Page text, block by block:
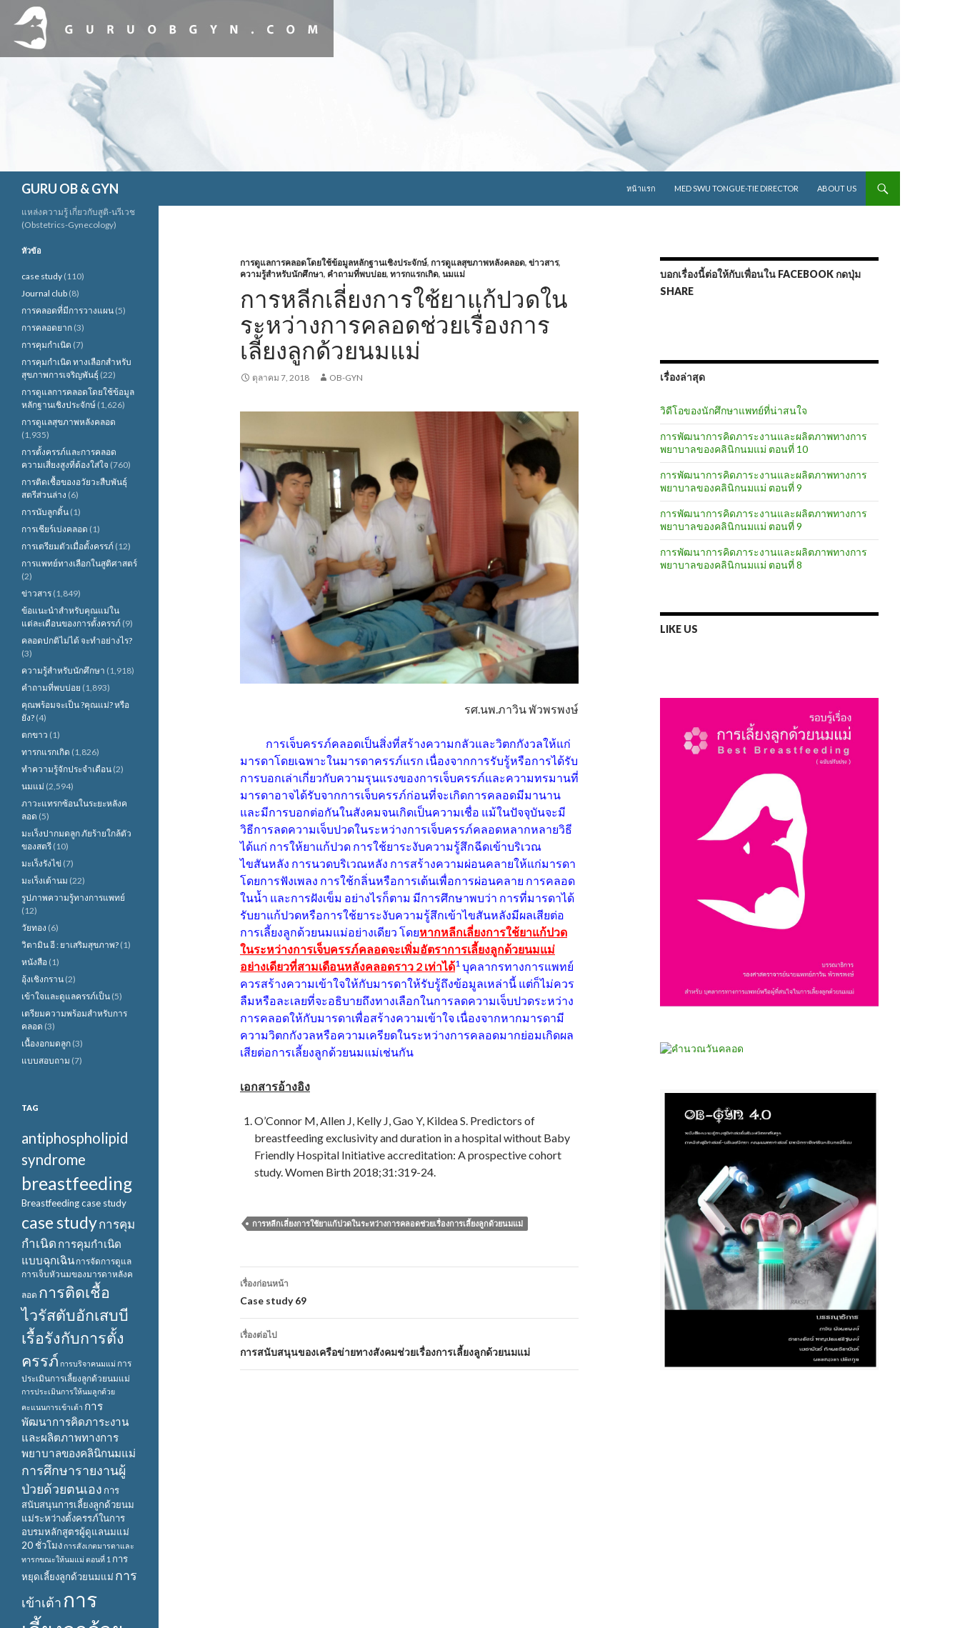
GURU OB & GYN
หน้าแรก
MED SWU TONGUE-TIE DIRECTOR ABOUT US
การดูแลการคลอดโดยใช้ข้อมูลหลักฐานเชิงประจักษ์, การดูแลสุขภาพหลังคลอด, ข่าวสาร,
ความรู้สำหรับนักศึกษา, คำถามที่พบบ่อย, ทารกแรกเกิด, นมแม่
การหลีกเลี่ยงการใช้ยาแก้ปวดใน
ระหว่างการคลอดช่วยเรื่องการ
เลี้ยงลูกด้วยนมแม่
ตุลาคม 7, 2018 OB-GYN
รศ.นพ.ภาวิน พัวพรพงษ์
การเจ็บครรภ์คลอดเป็นสิ่งที่สร้างความกลัวและวิตกกังวลให้แก่
มารดาโดยเฉพาะในมารดาครรภ์แรก เนื่องจากการรับรู้หรือการได้รับ
การบอกเล่าเกี่ยวกับความรุนแรงของการเจ็บครรภ์และความทรมานที่
มารดาอาจได้รับจากการเจ็บครรภ์ก่อนที่จะเกิดการคลอดมีมานาน
และมีการบอกต่อกันในสังคมจนเกิดเป็นความเชื่อ แม้ในปัจจุบันจะมี
วิธีการลดความเจ็บปวดในระหว่างการเจ็บครรภ์คลอดหลากหลายวิธี
ได้แก่ การให้ยาแก้ปวด การใช้ยาระงับความรู้สึกฉีดเข้าบริเวณ
ไขสันหลัง การนวดบริเวณหลัง การสร้างความผ่อนคลายให้แก่มารดา
โดยการฟังเพลง การใช้กลิ่นหรือการเต้นเพื่อการผ่อนคลาย การคลอด
ในน้ำ และการฝังเข็ม อย่างไรก็ตาม มีการศึกษาพบว่า การที่มารดาได้
รับยาแก้ปวดหรือการใช้ยาระงับความรู้สึกเข้าไขสันหลังมีผลเสียต่อ
การเลี้ยงลูกด้วยนมแม่อย่างเดียว โดยหากหลีกเลี่ยงการใช้ยาแก้ปวด
ในระหว่างการเจ็บครรภ์คลอดจะเพิ่มอัตราการเลี้ยงลูกด้วยนมแม่
อย่างเดียวที่สามเดือนหลังคลอดราว 2 เท่าได้1 บุคลากรทางการแพทย์
ควรสร้างความเข้าใจให้กับมารดาให้รับรู้ถึงข้อมูลเหล่านี้ แต่ก็ไม่ควร
ลืมหรือละเลยที่จะอธิบายถึงทางเลือกในการลดความเจ็บปวดระหว่าง
การคลอดให้กับมารดาเพื่อสร้างความเข้าใจ เนื่องจากหากมารดามี
ความวิตกกังวลหรือความเครียดในระหว่างการคลอดมากย่อมเกิดผล
เสียต่อการเลี้ยงลูกด้วยนมแม่เช่นกัน
เอกสารอ้างอิง
O’Connor M, Allen J, Kelly J, Gao Y, Kildea S. Predictors of
breastfeeding exclusivity and duration in a hospital without Baby
Friendly Hospital Initiative accreditation: A prospective cohort
study. Women Birth 2018;31:319-24.
การหลีกเลี่ยงการใช้ยาแก้ปวดในระหว่างการคลอดช่วยเรื่องการเลี้ยงลูกด้วยนมแม่
เมนู
นำทาง
เรื่อง
เรื่องก่อนหน้า
Case study 69
เรื่องต่อไป
การสนับสนุนของเครือข่ายทางสังคมช่วยเรื่องการเลี้ยงลูกด้วยนมแม่
บอกเรื่องนี้ต่อให้กับเพื่อนใน FACEBOOK กดปุ่ม
SHARE
เรื่องล่าสุด
วิดีโอของนักศึกษาแพทย์ที่น่าสนใจ
การพัฒนาการคิดภาระงานและผลิตภาพทางการ
พยาบาลของคลินิกนมแม่ ตอนที่ 10
การพัฒนาการคิดภาระงานและผลิตภาพทางการ
พยาบาลของคลินิกนมแม่ ตอนที่ 9
การพัฒนาการคิดภาระงานและผลิตภาพทางการ
พยาบาลของคลินิกนมแม่ ตอนที่ 9
การพัฒนาการคิดภาระงานและผลิตภาพทางการ
พยาบาลของคลินิกนมแม่ ตอนที่ 8
LIKE US
แหล่งความรู้ เกี่ยวกับสูติ-นรีเวช
(Obstetrics-Gynecology)
หัวข้อ
case study (110)
Journal club (8)
การคลอดที่มีการวางแผน (5)
การคลอดยาก (3)
การคุมกำเนิด (7)
การคุมกำเนิด ทางเลือกสำหรับ
สุขภาพการเจริญพันธุ์ (22)
การดูแลการคลอดโดยใช้ข้อมูล
หลักฐานเชิงประจักษ์ (1,626)
การดูแลสุขภาพหลังคลอด
(1,935)
การตั้งครรภ์และการคลอด
ความเสี่ยงสูงที่ต้องใส่ใจ (760)
การติดเชื้อของอวัยวะสืบพันธุ์
สตรีส่วนล่าง (6)
การนับลูกดิ้น (1)
การเชียร์เบ่งคลอด (1)
การเตรียมตัวเมื่อตั้งครรภ์ (12)
การแพทย์ทางเลือกในสูติศาสตร์
(2)
ข่าวสาร (1,849)
ข้อแนะนำสำหรับคุณแม่ใน
แต่ละเดือนของการตั้งครรภ์ (9)
คลอดปกติไม่ได้ จะทำอย่างไร?
(3)
ความรู้สำหรับนักศึกษา (1,918)
คำถามที่พบบ่อย (1,893)
คุณพร้อมจะเป็น ?คุณแม่? หรือ
ยัง? (4)
ตกขาว (1)
ทารกแรกเกิด (1,826)
ทำความรู้จักประจำเดือน (2)
นมแม่ (2,594)
ภาวะแทรกซ้อนในระยะหลังค
ลอด (5)
มะเร็งปากมดลูก ภัยร้ายใกล้ตัว
ของสตรี (10)
มะเร็งรังไข่ (7)
มะเร็งเต้านม (22)
รูปภาพความรู้ทางการแพทย์
(12)
วัยทอง (6)
วิตามิน อี : ยาเสริมสุขภาพ? (1)
หนังสือ (1)
อุ้งเชิงกราน (2)
เข้าใจและดูแลครรภ์เป็น (5)
เตรียมความพร้อมสำหรับการ
คลอด (3)
เนื้องอกมดลูก (3)
แบบสอบถาม (7)
TAG
antiphospholipid
syndrome
breastfeeding
Breastfeeding case study
case studyการคุม
กำเนิด การคุมกำเนิด
แบบฉุกเฉิน การจัดการดูแล
การเจ็บหัวนมของมารดาหลังค
ลอด การติดเชื้อ
ไวรัสตับอักเสบบี
เรื้อรังกับการตั้ง
ครรภ์ การบริจาคนมแม่ การ
ประเมินการเลี้ยงลูกด้วยนมแม่
การประเมินการให้นมลูกด้วย
คะแนนการเข้าเต้า การ
พัฒนาการคิดภาระงาน
และผลิตภาพทางการ
พยาบาลของคลินิกนมแม่
การศึกษารายงานผู้
ป่วยด้วยตนเอง การ
สนับสนุนการเลี้ยงลูกด้วยนม
แม่ระหว่างตั้งครรภ์ในการ
อบรมหลักสูตรผู้ดูแลนมแม่
20 ชั่วโมงการสังเกตมารดาและ
ทารกขณะให้นมแม่ ตอนที่ 1 การ
หยุดเลี้ยงลูกด้วยนมแม่ การ
เข้าเต้าการ